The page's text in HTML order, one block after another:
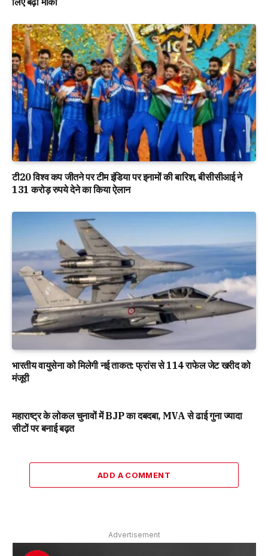
टी20 विश्व कप जीतने पर टीम इंडिया पर इनामों की बारिश, बीसीसीआई ने
131 करोड़ रुपये देने का किया ऐलान
भारतीय वायुसेना को मिलेगी नई ताकत: फ्रांस से 114 राफेल जेट खरीद को
मंजूरी
महाराष्ट्र के लोकल चुनावों में BJP का दबदबा, MVA से ढाई गुना ज्यादा
सीटों पर बनाई बढ़त
ADD A COMMENT
Advertisement